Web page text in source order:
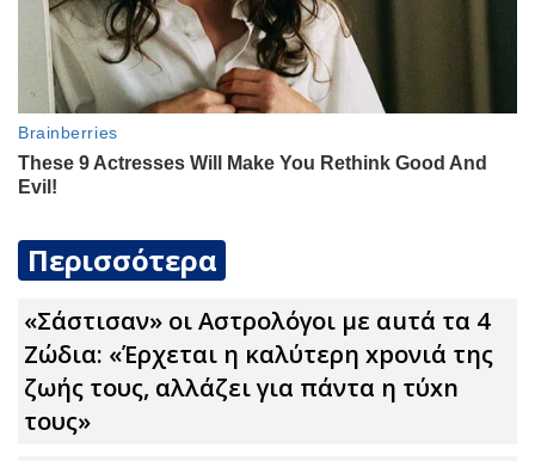
Περισσότερα
«Σάστισαν» οι Αστρολόγοι με αuτά τα 4
Zώδια: «Έρχεται η καλύτερη xpoνιά της
ζωής τους, αλλάζει για πάντα η τύxn
τους»